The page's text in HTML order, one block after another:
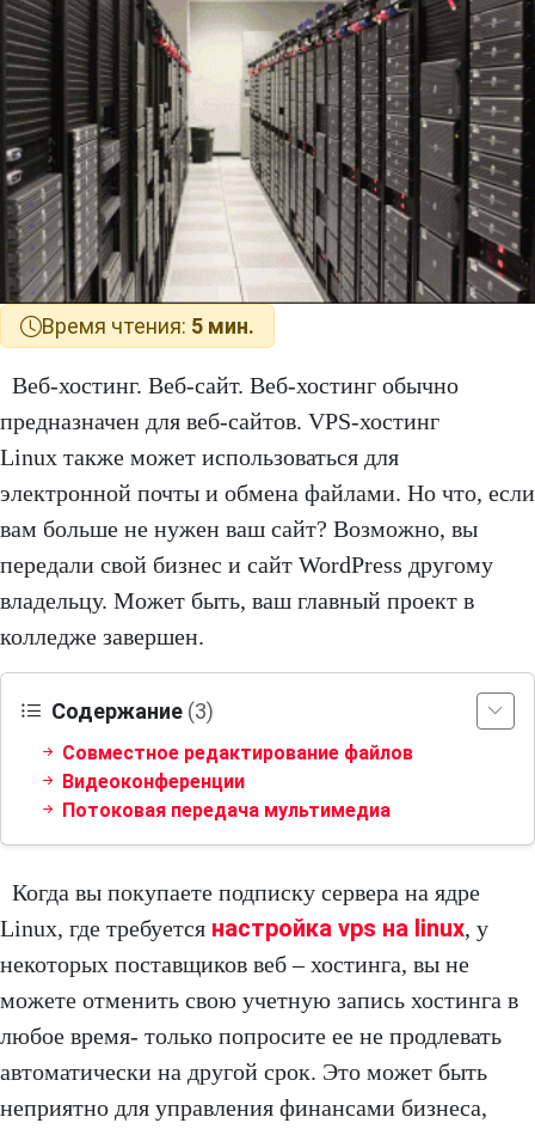
Время чтения: 5 мин.
Веб-хостинг. Веб-сайт. Веб-хостинг обычно
предназначен для веб-сайтов. VPS-хостинг
Linux также может использоваться для
электронной почты и обмена файлами. Но что, если
вам больше не нужен ваш сайт? Возможно, вы
передали свой бизнес и сайт WordPress другому
владельцу. Может быть, ваш главный проект в
колледже завершен.
Содержание (3)
Совместное редактирование файлов
Видеоконференции
Потоковая передача мультимедиа
Когда вы покупаете подписку сервера на ядре
Linux, где требуется настройка vps на linux, у
некоторых поставщиков веб – хостинга, вы не
можете отменить свою учетную запись хостинга в
любое время- только попросите ее не продлевать
автоматически на другой срок. Это может быть
неприятно для управления финансами бизнеса,